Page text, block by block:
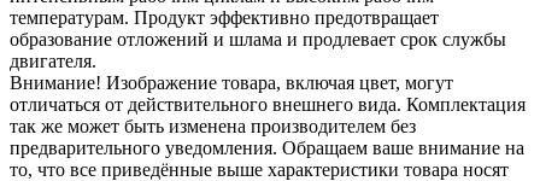
температурам. Продукт эффективно предотвращает
образование отложений и шлама и продлевает срок службы
двигателя.
Внимание! Изображение товара, включая цвет, могут
отличаться от действительного внешнего вида. Комплектация
так же может быть изменена производителем без
предварительного уведомления. Обращаем ваше внимание на
то, что все приведённые выше характеристики товара носят